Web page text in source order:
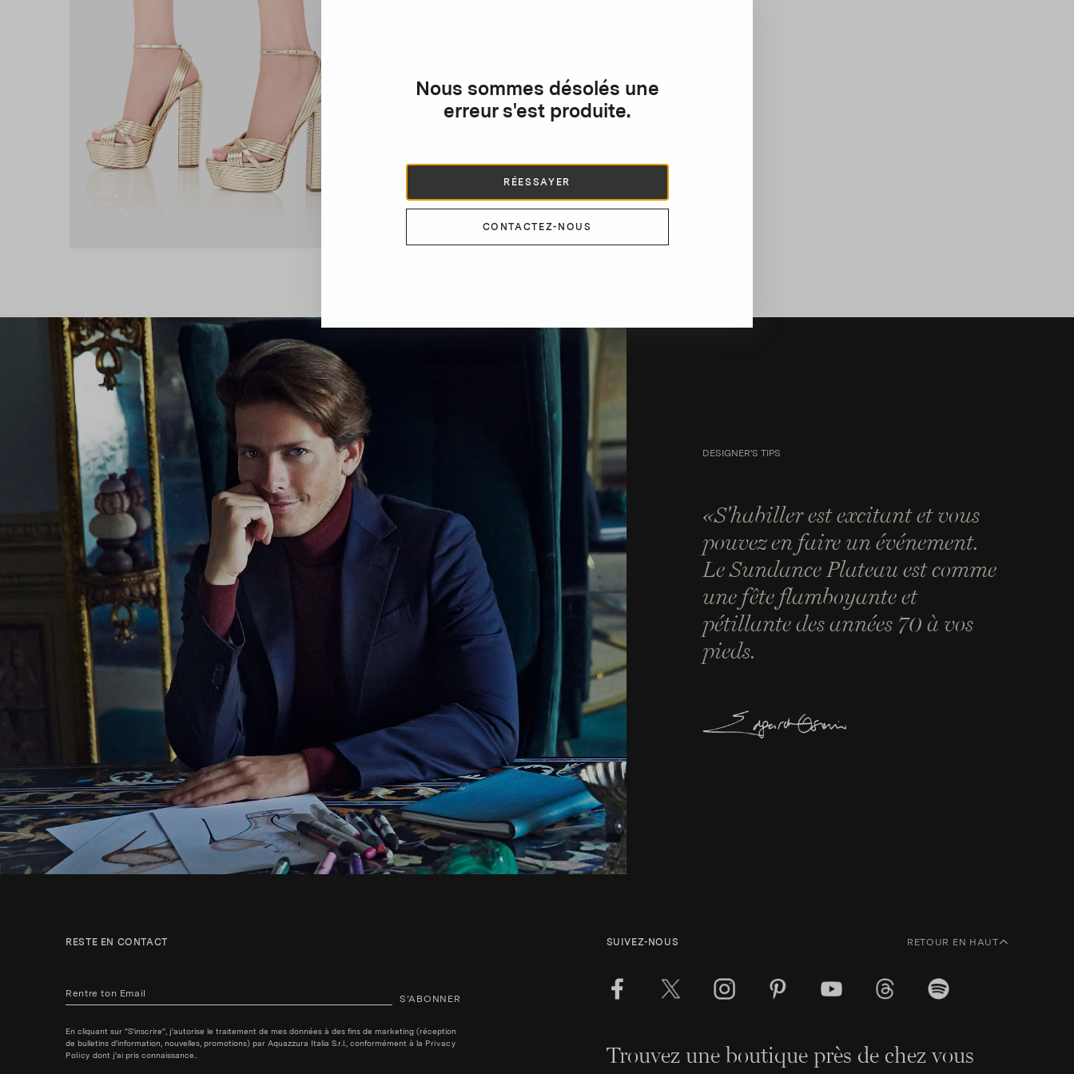
Nous sommes désolés une
erreur s'est produite.
RÉESSAYER
CONTACTEZ-NOUS
DESIGNER'S TIPS
«S'habiller est excitant et vous
pouvez en faire un événement.
Le Sundance Plateau est comme
une fête flamboyante et
pétillante des années 70 à vos
pieds.
RESTE EN CONTACT
S’ABONNER
En cliquant sur "S'inscrire", j'autorise le traitement de mes données à des fins de marketing (réception
de bulletins d'information, nouvelles, promotions) par Aquazzura Italia S.r.l., conformément à la Privacy
Policy dont j'ai pris connaissance..
SUIVEZ-NOUS RETOUR EN HAUT
Trouvez une boutique près de chez vous